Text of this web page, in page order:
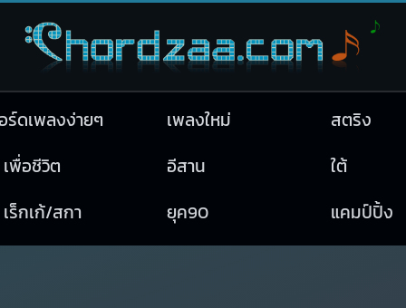
ร์ดเพลงง่ายๆ เพลงใหม่
สตริง
เพื่อชีวิต อีสาน
ใต้
เร็กเก้/สกา ยุค90 แคมป์ปิ้ง